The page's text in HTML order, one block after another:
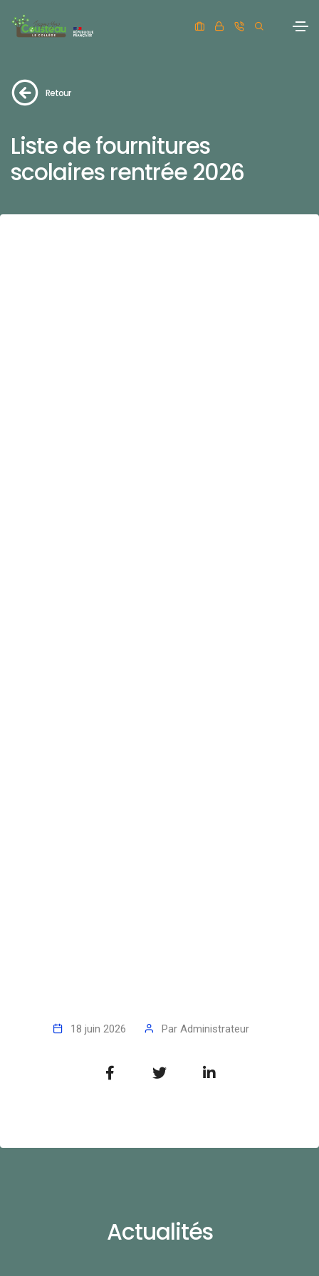
Retour
Liste de fournitures
scolaires rentrée 2026
18 juin 2026 Par Administrateur
Actualités